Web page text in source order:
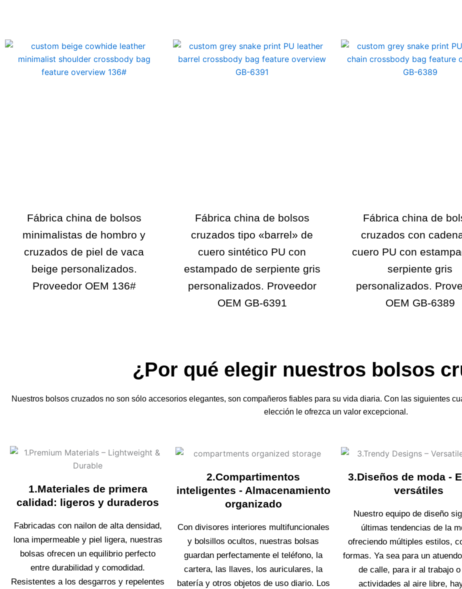
Fábrica china de bolsos
minimalistas de hombro y
cruzados de piel de vaca
beige personalizados.
Proveedor OEM 136#
Fábrica china de bolsos
cruzados tipo «barrel» de
cuero sintético PU con
estampado de serpiente gris
personalizados. Proveedor
OEM GB-6391
Fábrica china de
cruzados con
cuero PU con
serpiente gris
personalizados.
OEM GB-6389
¿Por qué elegir nuestros bolsos
Nuestros bolsos cruzados no son sólo accesorios elegantes, son compañeros fiables para su vida diaria. Con las siguientes
elección le ofrezca un valor excepcional.
1.Materiales de primera
calidad: ligeros y duraderos
Fabricadas con nailon de alta densidad,
lona impermeable y piel ligera, nuestras
bolsas ofrecen un equilibrio perfecto
entre durabilidad y comodidad.
Resistentes a los desgarros y repelentes
2.Compartimentos
inteligentes - Almacenamiento
organizado
Con divisores interiores multifuncionales
y bolsillos ocultos, nuestras bolsas
guardan perfectamente el teléfono, la
cartera, las llaves, los auriculares, la
batería y otros objetos de uso diario. Los
3.Diseños de moda -
versátiles
Nuestro equipo de diseño
últimas tendencias de la
ofreciendo múltiples estilos,
formas. Ya sea para un
de calle, para ir al trabajo o
actividades al aire libre,